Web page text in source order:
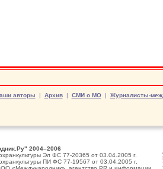
авторы | Архив| СМИ о МО| Журналисты-
2004–2006
Эл ФС 77-20365 от 03.04.2005 г.
ПИ ФС 77-19567 от 03.04.2005 г.